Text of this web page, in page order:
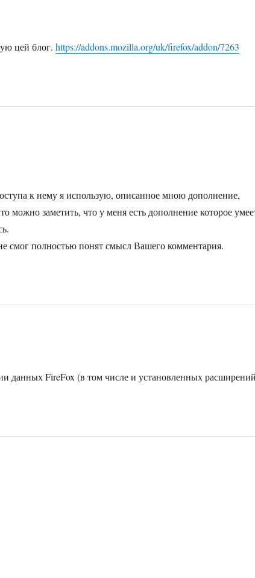
цей блог.https://addons.mozilla.org/uk/firefox/addon/7263
к нему я использую, описанное мною дополнение,
можно заметить, что у меня есть дополнение которое
смог полностью понят смысл Вашего комментария.
данных FireFox (в том числе и установленных